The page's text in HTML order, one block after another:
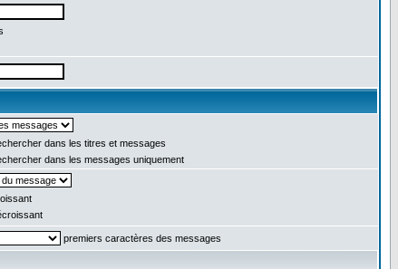
dans les titres et messages
dans les messages uniquement
premiers caractères des messages